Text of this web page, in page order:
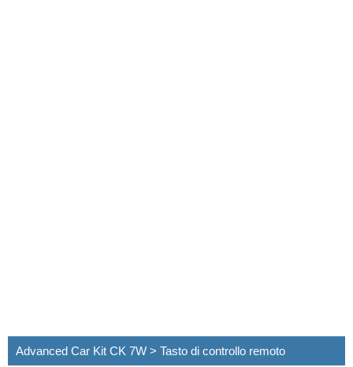
Advanced Car Kit CK 7W > Tasto di controllo remoto